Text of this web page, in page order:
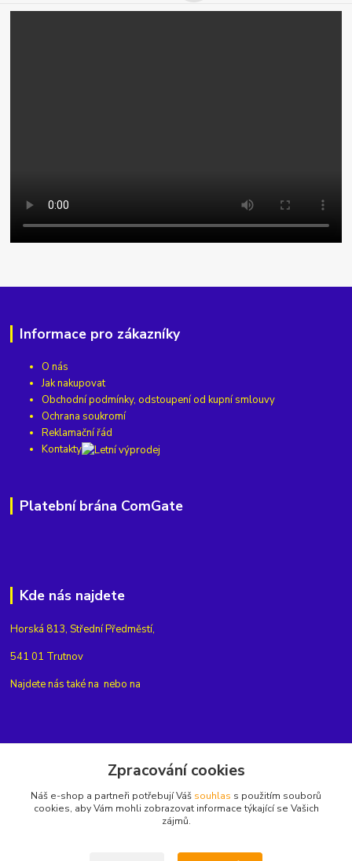
Informace pro zákazníky
O nás
Jak nakupovat
Obchodní podmínky, odstoupení od kupní smlouvy
Ochrana soukromí
Reklamační řád
Kontakty
Platební brána ComGate
Kde nás najdete
Horská 813, Střední Předměstí,
541 01 Trutnov
Najdete nás také na nebo na
+420775654704
Zpracování cookies
Náš e-shop a partneři potřebují Váš souhlas s použitím souborů
cookies, aby Vám mohli zobrazovat informace týkající se Vašich
zájmů.